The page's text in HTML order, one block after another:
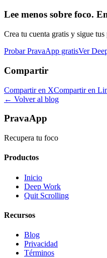
Lee menos sobre foco.
Crea tu cuenta gratis y sigue
Probar PravaApp gratisVer
Compartir
Compartir en XCompartir en
← Volver al blog
PravaApp
Recupera tu foco
Productos
Inicio
Deep Work
Quit Scrolling
Recursos
Blog
Privacidad
Términos